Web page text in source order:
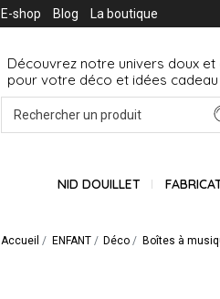
E-shop Blog La boutique
Découvrez notre univers doux
pour votre déco et idées cadeau
NID DOUILLET
Accueil ENFANT Déco Boîtes à